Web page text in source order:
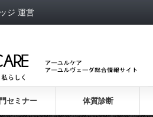
セミナー 体質診断
ジ 運営